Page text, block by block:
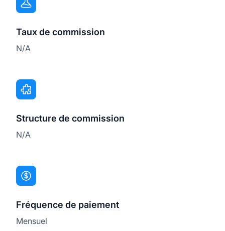
Taux de commission
N/A
Structure de commission
N/A
Fréquence de paiement
Mensuel